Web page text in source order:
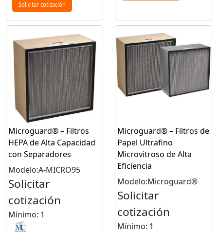
Solicitar cotización
Microguard® – Filtros
HEPA de Alta Capacidad
con Separadores
Modelo:A-MICRO95
Solicitar
cotización
Mínimo: 1
Microguard® – Filtros de
Papel Ultrafino
Microvitroso de Alta
Eficiencia
Modelo:Microguard®
Solicitar
cotización
Mínimo: 1